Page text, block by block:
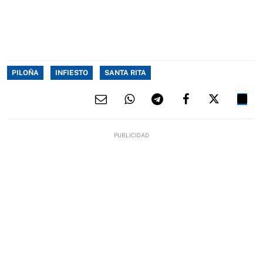
PILOÑA INFIESTO SANTA RITA